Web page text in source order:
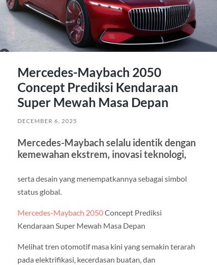
Mercedes-Maybach 2050
Concept Prediksi Kendaraan
Super Mewah Masa Depan
DECEMBER 6, 2025
Mercedes-Maybach selalu identik dengan
kemewahan ekstrem, inovasi teknologi,
serta desain yang menempatkannya sebagai simbol
status global.
Mercedes-Maybach 2050Concept Prediksi
Kendaraan Super Mewah Masa Depan
Melihat tren otomotif masa kini yang semakin terarah
pada elektrifikasi, kecerdasan buatan, dan